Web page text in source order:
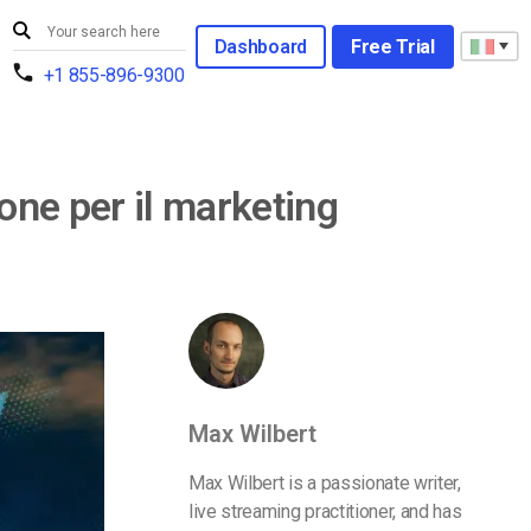
+1 855-896-9300
Dashboard Free Trial
per il marketing
Max Wilbert
Max Wilbert is a passionate writer,
live streaming practitioner, and has